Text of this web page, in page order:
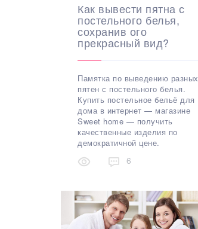
Как вывести пятна с
постельного белья,
сохранив ого
прекрасный вид?
Памятка по выведению разных
пятен с постельного белья.
Купить постельное бельё для
дома в интернет — магазине
Sweet home — получить
качественные изделия по
демократичной цене.
6